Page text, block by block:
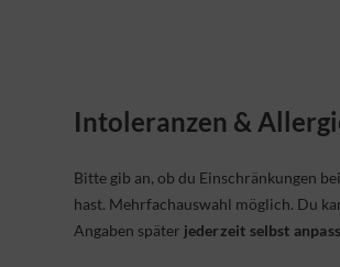
Intoleranzen &
Bitte gib an, ob du Einschränkungen
hast. Mehrfachauswahl möglich. Du
Angaben später jederzeit selbst